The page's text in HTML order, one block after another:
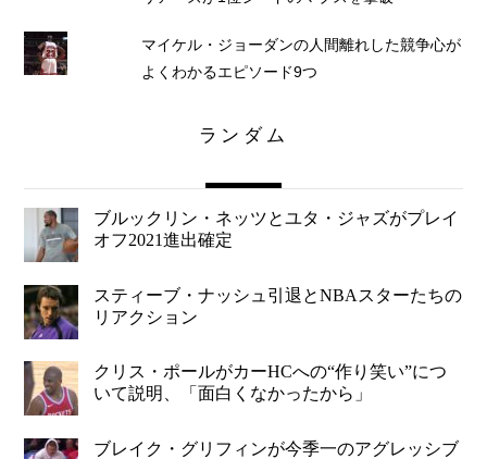
マイケル・ジョーダンの人間離れした競争心が
よくわかるエピソード9つ
ランダム
ブルックリン・ネッツとユタ・ジャズがプレイ
オフ2021進出確定
スティーブ・ナッシュ引退とNBAスターたちの
リアクション
クリス・ポールがカーHCへの“作り笑い”につ
いて説明、「面白くなかったから」
ブレイク・グリフィンが今季一のアグレッシブ